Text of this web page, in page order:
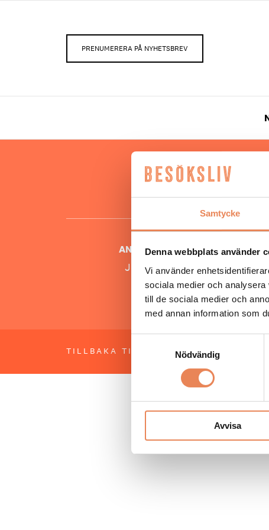
Samtycke
Denna webbplats använder
Vi använder
sociala medier och
till de sociala medier och
med annan information som
Nödvändig
Avvisa
PRENUMERERA PÅ NYHETSBREV
Hos
ANSVARIG UTGIVARE
Jonas Siljhammar
TILLBAKA TILL TOPPEN OM